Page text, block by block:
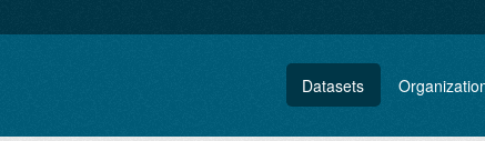
Datasets